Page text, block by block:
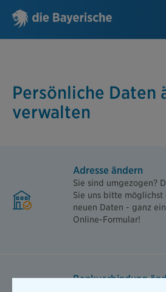
Persönliche Daten
verwalten
Adresse ändern
Sie sind umgezogen?
Sie uns bitte möglichst
neuen Daten - ganz
Online-Formular!
Bankverbindung